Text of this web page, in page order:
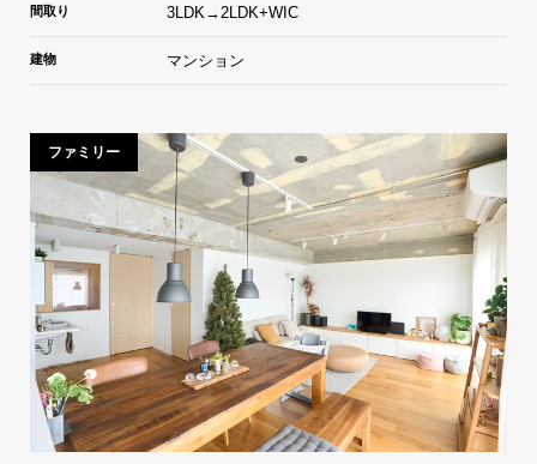
間取り 3LDK→2LDK+WIC
建物 マンション
ファミリー